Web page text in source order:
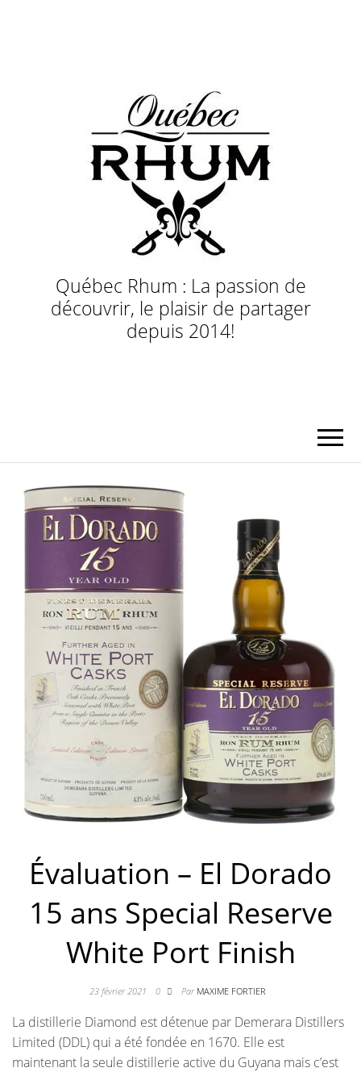
Québec Rhum : La passion de
découvrir, le plaisir de partager
depuis 2014!
Évaluation – El Dorado
15 ans Special Reserve
White Port Finish
23 février 2021 0 Par MAXIME FORTIER
La distillerie Diamond est détenue par Demerara Distillers
Limited (DDL) qui a été fondée en 1670. Elle est
maintenant la seule distillerie active du Guyana mais c’est